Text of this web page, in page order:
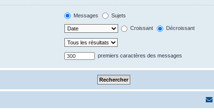
Messages Sujets
Croissant Décroissant
premiers caractères des messages